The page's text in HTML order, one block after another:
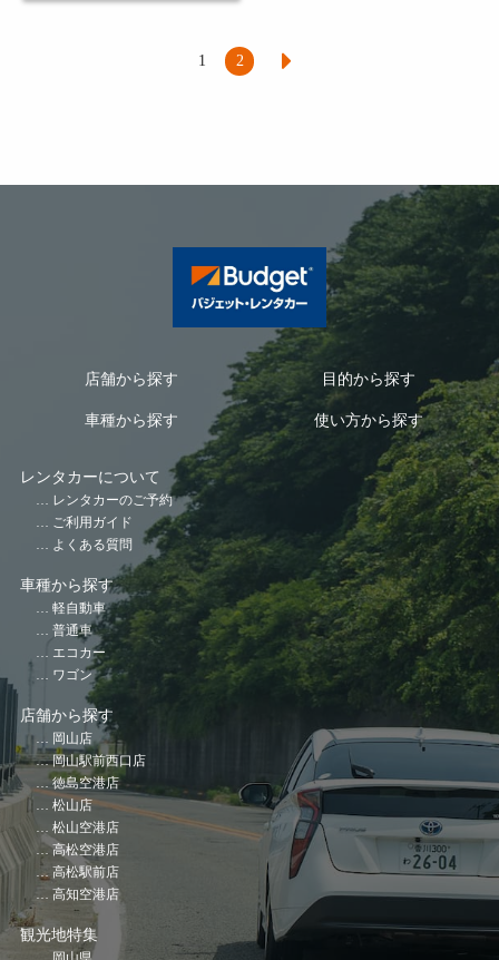
1 2
店舗から探す 目的から探す
車種から探す 使い方から探す
レンタカーについて
レンタカーのご予約
ご利用ガイド
よくある質問
車種から探す
軽自動車
普通車
エコカー
ワゴン
店舗から探す
岡山店
岡山駅前西口店
徳島空港店
松山店
松山空港店
高松空港店
高松駅前店
高知空港店
観光地特集